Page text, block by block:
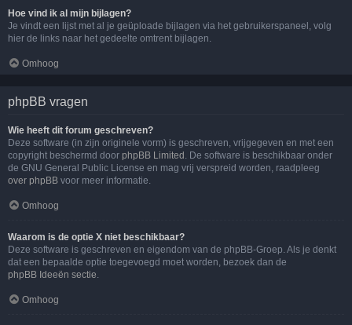
Hoe vind ik al mijn bijlagen?
Je vindt een lijst met al je geüploade bijlagen via het gebruikerspaneel, volg
hier de links naar het gedeelte omtrent bijlagen.
Omhoog
phpBB vragen
Wie heeft dit forum geschreven?
Deze software (in zijn originele vorm) is geschreven, vrijgegeven en met een
copyright beschermd door phpBB Limited . De software is beschikbaar onder
de GNU General Public License en mag vrij verspreid worden, raadpleeg
over phpBB voor meer informatie.
Omhoog
Waarom is de optie X niet beschikbaar?
Deze software is geschreven en eigendom van de phpBB-Groep. Als je denkt
dat een bepaalde optie toegevoegd moet worden, bezoek dan de
phpBB Ideeën sectie.
Omhoog